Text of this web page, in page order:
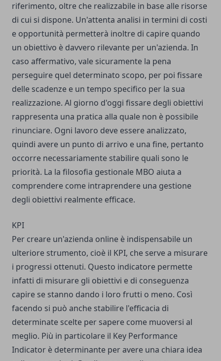
riferimento, oltre che realizzabile in base alle risorse
di cui si dispone. Un'attenta analisi in termini di costi
e opportunità permetterà inoltre di capire quando
un obiettivo è davvero rilevante per un'azienda. In
caso affermativo, vale sicuramente la pena
perseguire quel determinato scopo, per poi fissare
delle scadenze e un tempo specifico per la sua
realizzazione. Al giorno d'oggi fissare degli obiettivi
rappresenta una pratica alla quale non è possibile
rinunciare. Ogni lavoro deve essere analizzato,
quindi avere un punto di arrivo e una fine, pertanto
occorre necessariamente stabilire quali sono le
priorità. La la filosofia gestionale MBO aiuta a
comprendere come intraprendere una gestione
degli obiettivi realmente efficace.
KPI
Per creare un'azienda online è indispensabile un
ulteriore strumento, cioè il KPI, che serve a misurare
i progressi ottenuti. Questo indicatore permette
infatti di misurare gli obiettivi e di conseguenza
capire se stanno dando i loro frutti o meno. Così
facendo si può anche stabilire l'efficacia di
determinate scelte per sapere come muoversi al
meglio. Più in particolare il Key Performance
Indicator è determinante per avere una chiara idea